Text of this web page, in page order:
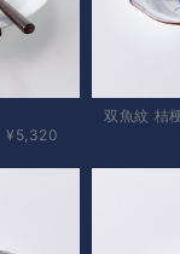
¥5,320
双魚紋 桔